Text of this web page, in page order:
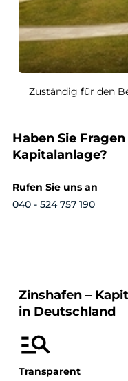
Zuständig für den
Haben Sie
Kapitalanlage?
Rufen Sie uns an
040 - 524 757 190
Zinshafen –
in Deutschland
Transparent